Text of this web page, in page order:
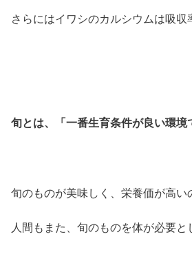
さらにはイワシのカルシウムは吸収
旬とは、 「一番生育条件が良い環
旬のものが美味しく、栄養価が高い
人間もまた、旬のものを体が必要と